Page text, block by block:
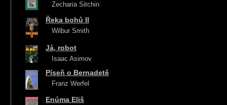
Zecharia Sitchin
Řeka bohů II
Wilbur Smith
Já, robot
Isaac Asimov
Píseň o Bernadetě
Franz Werfel
Enúma Eliš